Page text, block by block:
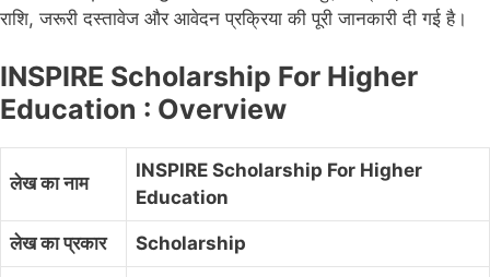
राशि, जरूरी दस्तावेज और आवेदन प्रक्रिया की पूरी जानकारी दी गई है।
INSPIRE Scholarship For Higher
Education : Overview
लेख का नाम
INSPIRE Scholarship For Higher
Education
लेख का प्रकार Scholarship